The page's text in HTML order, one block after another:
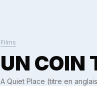
Films
UN COIN
A Quiet Place (titre en